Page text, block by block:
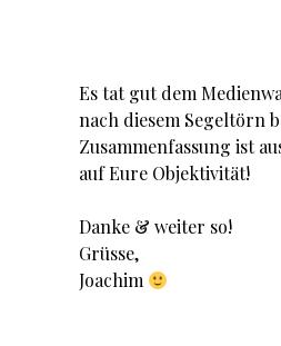
Es tat gut dem
nach diesem Segeltörn
Zusammenfassung ist
auf Eure Objektivität!
Danke & weiter so!
Grüsse,
Joachim